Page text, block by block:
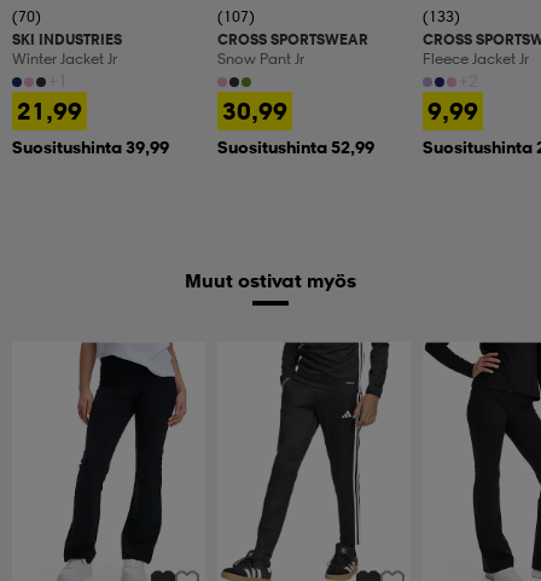
(70)
SKI INDUSTRIES
Winter Jacket Jr
21,99
Suositushinta 39,99
(107)
CROSS SPORTSWEAR
Snow Pant Jr
30,99
Suositushinta 52,99
(133)
CROSS
Fleece Jacket Jr
9,99
Suositushinta
Muut ostivat myös